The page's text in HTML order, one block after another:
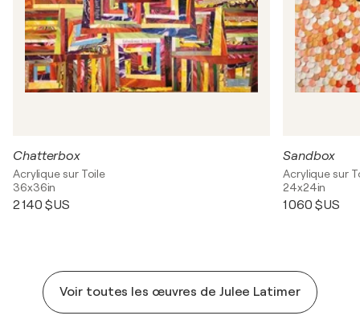
Chatterbox
Acrylique sur Toile
36x36in
2 140 $US
Sandbox
Acrylique sur
24x24in
1 060 $US
Voir toutes les œuvres de Julee Latimer